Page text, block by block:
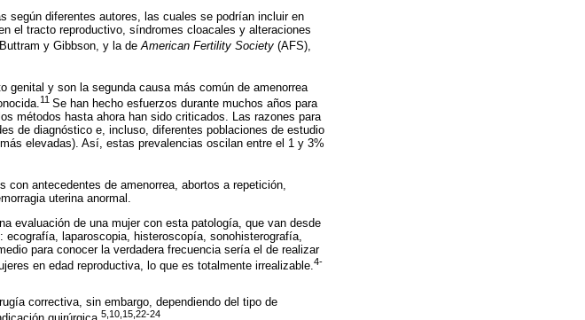
según diferentes autores, las cuales se podrían incluir en
el tracto reproductivo, síndromes cloacales y alteraciones
y Gibbson, y la deAmerican Fertility Society (AFS),
genital y son la segunda causa más común de amenorrea
11 Se han hecho esfuerzos durante muchos años para
métodos hasta ahora han sido criticados. Las razones para
de diagnóstico e, incluso, diferentes poblaciones de estudio
elevadas). Así, estas prevalencias oscilan entre el 1 y 3%
antecedentes de amenorrea, abortos a repetición,
uterina anormal.
evaluación de una mujer con esta patología, que van desde
laparoscopia, histeroscopía, sonohisterografía,
para conocer la verdadera frecuencia sería el de realizar
en edad reproductiva, lo que es totalmente irrealizable.4-
correctiva, sin embargo, dependiendo del tipo de
5,10,15,22-24